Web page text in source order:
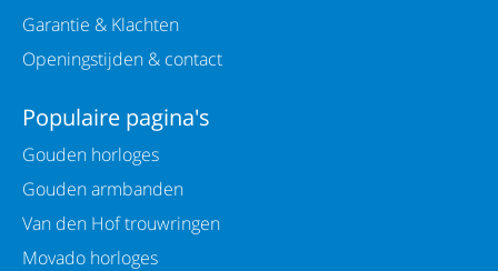
Materiaal band: Titanium
Type sluiting: Vouwsluiting met drukker
Specificaties Kast en Wijzerplaat
Achterzijde kast: Titanium
Dikte van kast: 12,4 mm
Garantie & Klachten
Openingstijden & contact
Populaire pagina's
Gouden horloges
Gouden armbanden
Van den Hof trouwringen
Movado horloges